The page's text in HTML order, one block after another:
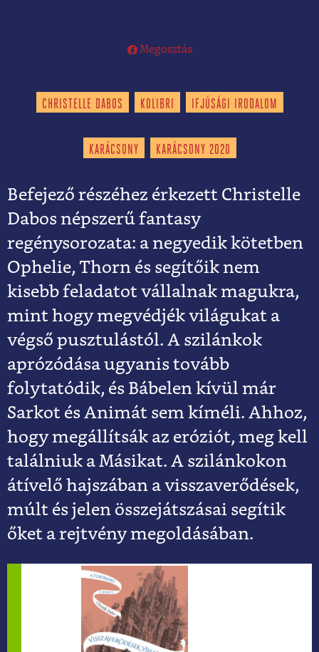
Megosztás
CHRISTELLE DABOS KOLIBRI IFJÚSÁGI IRODALOM
KARÁCSONY KARÁCSONY 2020
Befejező részéhez érkezett Christelle
Dabos népszerű fantasy
regénysorozata: a negyedik kötetben
Ophelie, Thorn és segítőik nem
kisebb feladatot vállalnak magukra,
mint hogy megvédjék világukat a
végső pusztulástól. A szilánkok
aprózódása ugyanis tovább
folytatódik, és Bábelen kívül már
Sarkot és Animát sem kíméli. Ahhoz,
hogy megállítsák az eróziót, meg kell
találniuk a Másikat. A szilánkokon
átívelő hajszában a visszaverődések,
múlt és jelen összejátszásai segítik
őket a rejtvény megoldásában.